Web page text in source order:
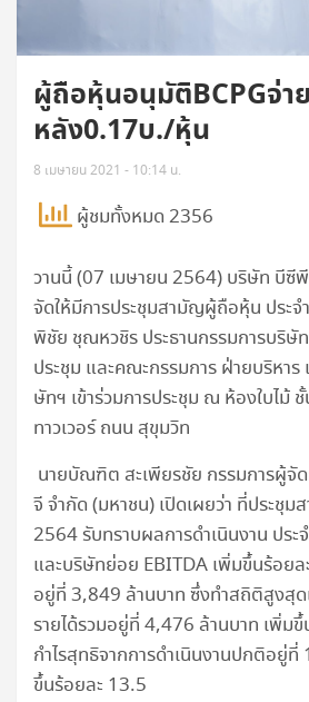
ผู้ถือหุ้นอนุมัติBCPGจ่
หลัง0.17บ./หุ้น
8 เมษายน 2021 - 10:14 น.
ผู้ชมทั้งหมด 2356
วานนี้ (07 เมษายน 2564) บริษัท บีซี
จัดให้มีการประชุมสามัญผู้ถือหุ้น ประจ
พิชัย ชุณหวชิร ประธานกรรมการบริษัท
ประชุม และคณะกรรมการ ฝ่ายบริหา
ษัทฯ เข้าร่วมการประชุม ณ ห้องใบไม้
ทาวเวอร์ ถนน สุขุมวิท
นายบัณฑิต สะเพียรชัย กรรมการผู้จั
จี จำกัด (มหาชน) เปิดเผยว่า ที่ประชุ
2564 รับทราบผลการดำเนินงาน ปร
และบริษัทย่อย EBITDA เพิ่มขึ้นร้อย
อยู่ที่ 3,849 ล้านบาท ซึ่งทำสถิติสูงสุ
รายได้รวมอยู่ที่ 4,476 ล้านบาท เพิ่ม
กำไรสุทธิจากการดำเนินงานปกติอยู่
ขึ้นร้อยละ 13.5